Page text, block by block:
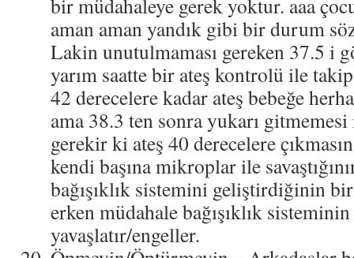
bir müdahaleye gerek yoktur. aaa
aman aman yandık gibi bir durum
Lakin unutulmaması gereken 37.5 i
yarım saatte bir ateş kontrolü ile
42 derecelere kadar ateş bebeğe
ama 38.3 ten sonra yukarı
gerekir ki ateş 40 derecelere
kendi başına mikroplar ile
bağışıklık sistemini geliştirdiğinin
erken müdahale bağışıklık
yavaşlatır/engeller.